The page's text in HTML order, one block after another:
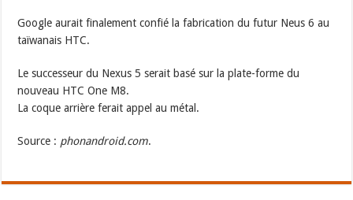
Google aurait finalement confié la fabrication du futur Neus 6 au
taïwanais HTC.
Le successeur du Nexus 5 serait basé sur la plate-forme du
nouveau HTC One M8.
La coque arrière ferait appel au métal.
Source : phonandroid.com.